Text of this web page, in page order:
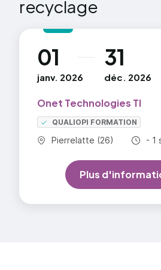
recyclage
01
janv. 2026
au 31
déc. 2026
Onet Technologies TI
QUALIOPI FORMATION
Commune :
Pierrelatte (26) - 1
Plus